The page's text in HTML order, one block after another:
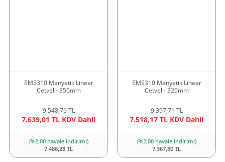
EMS310 Manyetik Lineer
Cetvel - 350mm
9.548,76 TL
7.639,01 TL KDV Dahil
(%2,00 havale indirimi)
7.486,23 TL
EMS310 Manyetik Lineer
Cetvel - 320mm
9.397,71 TL
7.518,17 TL KDV Dahil
(%2,00 havale indirimi)
7.367,80 TL